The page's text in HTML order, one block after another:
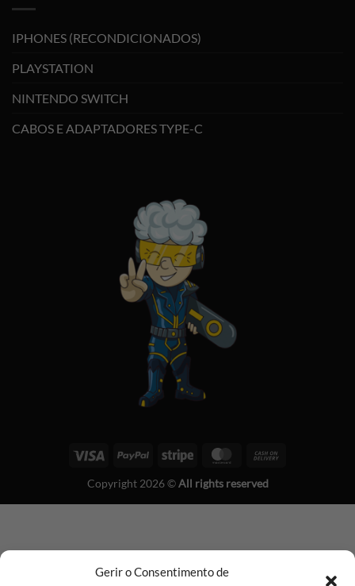
Gerir o Consentimento de
IPHONES (RECONDICIONADOS)
PLAYSTATION
NINTENDO SWITCH
CABOS E ADAPTADORES TYPE-C
Visa PayPal Stripe MasterCard
Copyright 2026 ©All rights reserved